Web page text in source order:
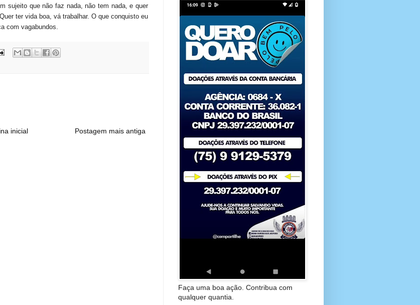
sujeito que não faz nada, não tem nada, e quer
ter vida boa, vá trabalhar. O que conquisto eu
com vagabundos.
Postagem mais antiga
inicial
Faça uma boa ação. Contribua com
qualquer quantia.